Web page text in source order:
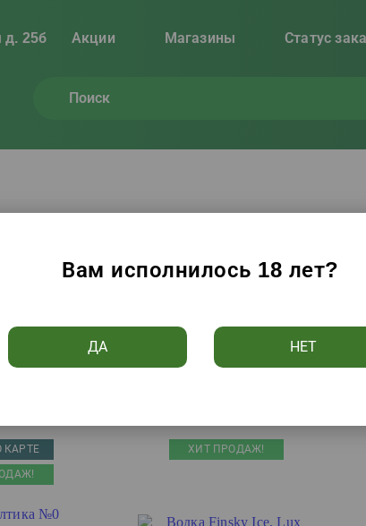
д. 25б Акции Магазины Статус
Вам исполнилось 18 лет?
ДА НЕТ
вино, пиво товаров)
КАРТЕ
ХИТ ПРОДАЖ!